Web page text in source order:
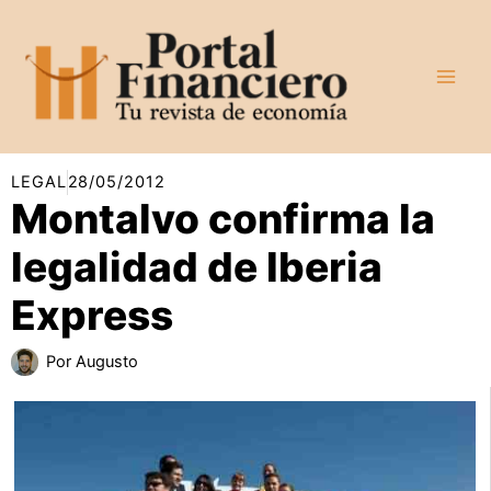
contenido
LEGAL28/05/2012
Montalvo confirma la
legalidad de Iberia
Express
Por Augusto